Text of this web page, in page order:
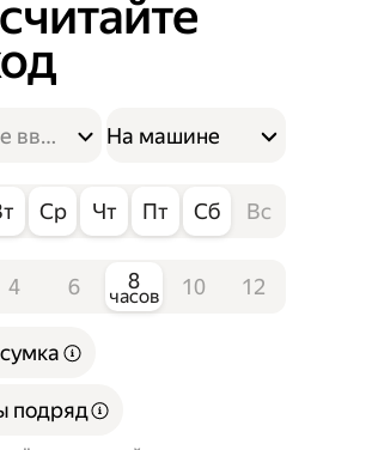
На машине
Ср Чт Пт Сб Вс
4 6 8
часов 10 12
подряд